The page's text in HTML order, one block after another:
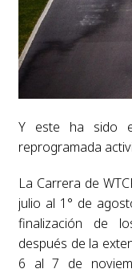
Y este ha sido
reprogramada
La Carrera de
julio al 1° de
finalización de
después de la
6 al 7 de